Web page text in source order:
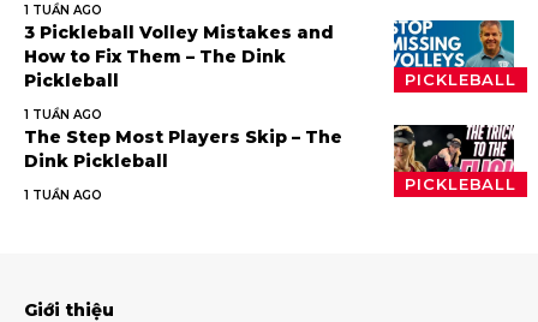
1 TUẦN AGO
PICKLEBALL
3 Pickleball Volley Mistakes and
How to Fix Them – The Dink
Pickleball
1 TUẦN AGO
PICKLEBALL
The Step Most Players Skip – The
Dink Pickleball
1 TUẦN AGO
Giới thiệu